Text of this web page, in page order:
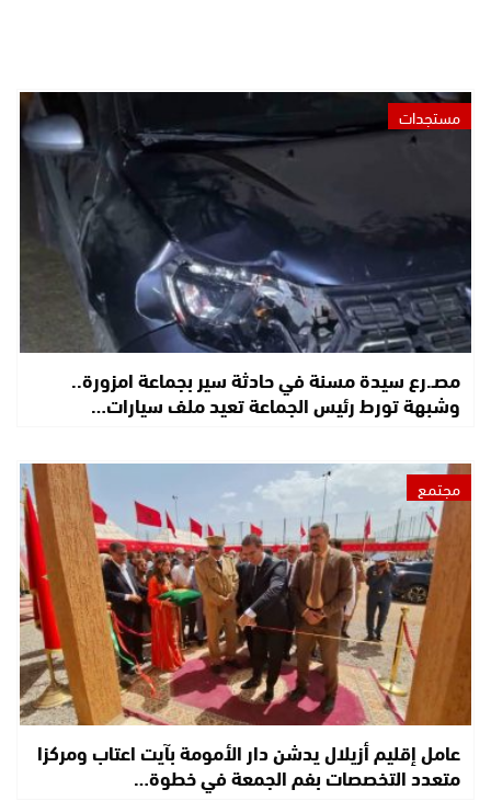
مستجدات
مصـ.رع سيدة مسنة في حادثة سير بجماعة امزورة..
وشبهة تورط رئيس الجماعة تعيد ملف سيارات…
مجتمع
عامل إقليم أزيلال يدشن دار الأمومة بآيت اعتاب ومركزا
متعدد التخصصات بفم الجمعة في خطوة…